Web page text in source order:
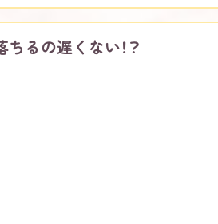
るの遅くない！？